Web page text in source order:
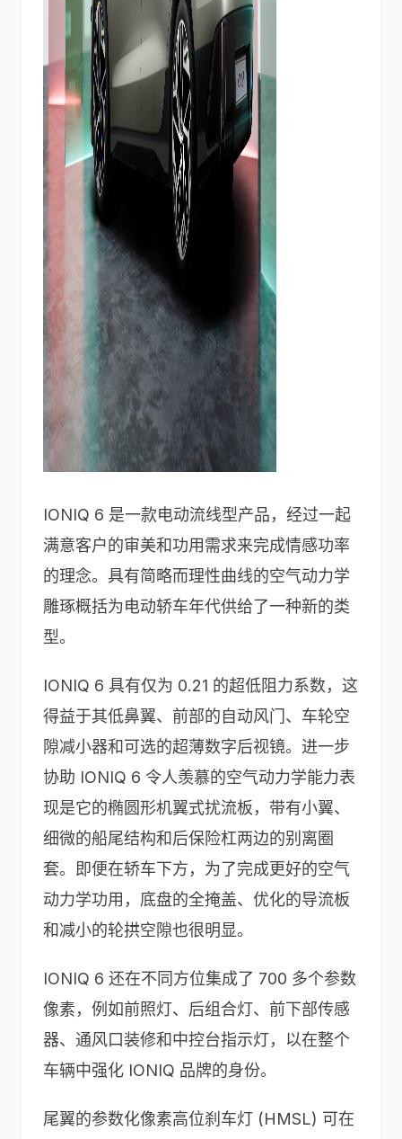
IONIQ 6 是一款电动流线型产品，经过一起
满意客户的审美和功用需求来完成情感功率
的理念。具有简略而理性曲线的空气动力学
雕琢概括为电动轿车年代供给了一种新的类
型。
IONIQ 6 具有仅为 0.21 的超低阻力系数，这
得益于其低鼻翼、前部的自动风门、车轮空
隙减小器和可选的超薄数字后视镜。进一步
协助 IONIQ 6 令人羡慕的空气动力学能力表
现是它的椭圆形机翼式扰流板，带有小翼、
细微的船尾结构和后保险杠两边的别离圈
套。即便在轿车下方，为了完成更好的空气
动力学功用，底盘的全掩盖、优化的导流板
和减小的轮拱空隙也很明显。
IONIQ 6 还在不同方位集成了 700 多个参数
像素，例如前照灯、后组合灯、前下部传感
器、通风口装修和中控台指示灯，以在整个
车辆中强化 IONIQ 品牌的身份。
尾翼的参数化像素高位刹车灯 (HMSL) 可在